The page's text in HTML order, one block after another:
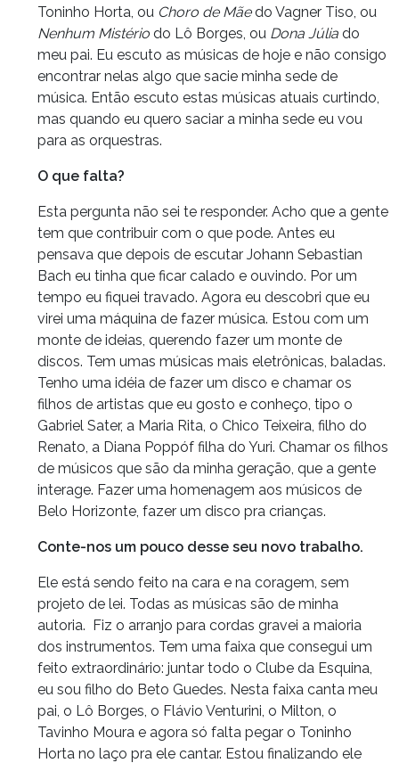
Toninho Horta, ou Choro de Mãedo Vagner Tiso, ou
Nenhum Mistério do Lô Borges, ou Dona Júlia do
meu pai. Eu escuto as músicas de hoje e não consigo
encontrar nelas algo que sacie minha sede de
música. Então escuto estas músicas atuais curtindo,
mas quando eu quero saciar a minha sede eu vou
para as orquestras.
O que falta?
Esta pergunta não sei te responder. Acho que a gente
tem que contribuir com o que pode. Antes eu
pensava que depois de escutar Johann Sebastian
Bach eu tinha que ficar calado e ouvindo. Por um
tempo eu fiquei travado. Agora eu descobri que eu
virei uma máquina de fazer música. Estou com um
monte de ideias, querendo fazer um monte de
discos. Tem umas músicas mais eletrônicas, baladas.
Tenho uma idéia de fazer um disco e chamar os
filhos de artistas que eu gosto e conheço, tipo o
Gabriel Sater, a Maria Rita, o Chico Teixeira, filho do
Renato, a Diana Poppóf filha do Yuri. Chamar os filhos
de músicos que são da minha geração, que a gente
interage. Fazer uma homenagem aos músicos de
Belo Horizonte, fazer um disco pra crianças.
Conte-nos um pouco desse seu novo trabalho.
Ele está sendo feito na cara e na coragem, sem
projeto de lei. Todas as músicas são de minha
autoria. Fiz o arranjo para cordas gravei a maioria
dos instrumentos. Tem uma faixa que consegui um
feito extraordinário: juntar todo o Clube da Esquina,
eu sou filho do Beto Guedes. Nesta faixa canta meu
pai, o Lô Borges, o Flávio Venturini, o Milton, o
Tavinho Moura e agora só falta pegar o Toninho
Horta no laço pra ele cantar. Estou finalizando ele